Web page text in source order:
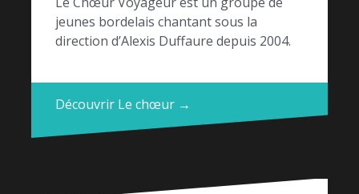
jeunes bordelais chantant sous la
direction d’Alexis Duffaure depuis 2004.
Découvrir Le chœur →